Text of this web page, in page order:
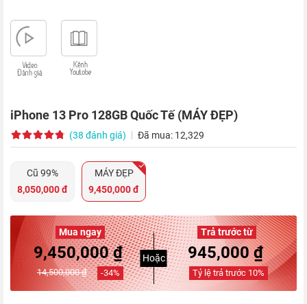
iPhone 13 Pro 128GB Quốc Tế (MÁY ĐẸP)
(38 đánh giá) Đã mua: 12,329
Cũ 99%
8,050,000 đ
MÁY ĐẸP
9,450,000 đ
Mua ngay
9,450,000 ₫
14,500,000 ₫ -34%
Hoặc
Trả trước từ
945,000 ₫
Tỷ lệ trả trước 10%